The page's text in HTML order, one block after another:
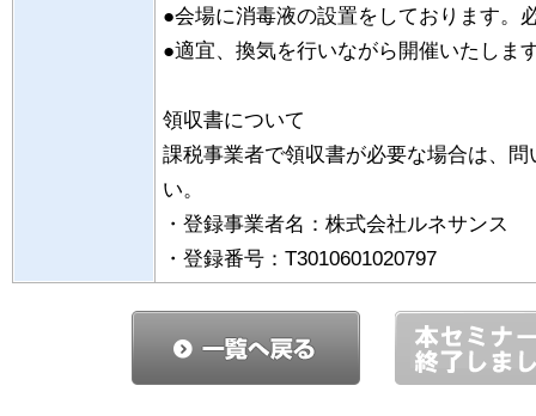
●会場に消毒液の設置をしております。
●適宜、換気を行いながら開催いたしま
領収書について
課税事業者で領収書が必要な場合は、
い。
・登録事業者名：株式会社ルネサンス
・登録番号：T3010601020797